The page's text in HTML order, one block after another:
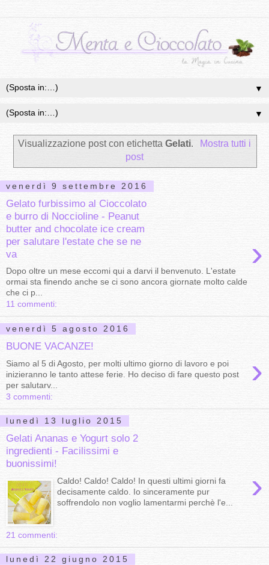
▼
▼
Visualizzazione post con etichettaGelati.
Mostra tutti i
post
venerdì 9 settembre 2016
Gelato furbissimo al Cioccolato
e burro di Noccioline - Peanut
butter and chocolate ice cream
per salutare l'estate che se ne
va
›
Dopo oltre un mese eccomi qui a darvi il benvenuto. L'estate
ormai sta finendo anche se ci sono ancora giornate molto calde
che ci p...
11 commenti:
venerdì 5 agosto 2016
BUONE VACANZE!
›
Siamo al 5 di Agosto, per molti ultimo giorno di lavoro e poi
inizieranno le tanto attese ferie. Ho deciso di fare questo post
per salutarv...
3 commenti:
lunedì 13 luglio 2015
Gelati Ananas e Yogurt solo 2
ingredienti - Facilissimi e
buonissimi!
›
Caldo! Caldo! Caldo! In questi ultimi giorni fa
decisamente caldo. Io sinceramente pur
soffrendolo non voglio lamentarmi perchè l'e...
21 commenti:
lunedì 22 giugno 2015